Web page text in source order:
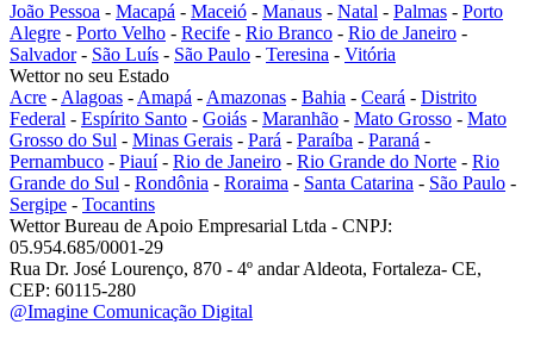
João Pessoa - Macapá - Maceió - Manaus - Natal - Palmas - Porto
Alegre - Porto Velho - Recife - Rio Branco - Rio de Janeiro -
Salvador- São Luís - São Paulo - Teresina - Vitória
Wettor no seu Estado
Acre - Alagoas - Amapá - Amazonas - Bahia - Ceará - Distrito
Federal - Espírito Santo - Goiás - Maranhão - Mato Grosso - Mato
Grosso do Sul - Minas Gerais - Pará - Paraíba - Paraná -
Pernambuco - Piauí- Rio de Janeiro - Rio Grande do Norte - Rio
Grande do Sul - Rondônia - Roraima - Santa Catarina - São Paulo -
Sergipe - Tocantins
Wettor Bureau de Apoio Empresarial Ltda - CNPJ:
05.954.685/0001-29
Rua Dr. José Lourenço, 870 - 4º andar Aldeota, Fortaleza- CE,
CEP: 60115-280
@Imagine Comunicação Digital